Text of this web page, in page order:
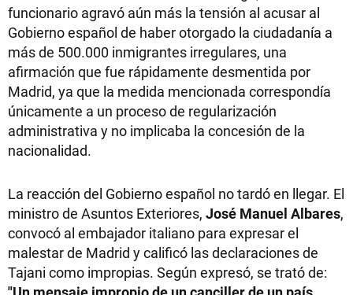
funcionario agravó aún más la tensión al acusar al
Gobierno español de haber otorgado la ciudadanía a
más de 500.000 inmigrantes irregulares, una
afirmación que fue rápidamente desmentida por
Madrid, ya que la medida mencionada correspondía
únicamente a un proceso de regularización
administrativa y no implicaba la concesión de la
nacionalidad.
La reacción del Gobierno español no tardó en llegar. El
ministro de Asuntos Exteriores, José Manuel Albares,
convocó al embajador italiano para expresar el
malestar de Madrid y calificó las declaraciones de
Tajani como impropias. Según expresó, se trató de: